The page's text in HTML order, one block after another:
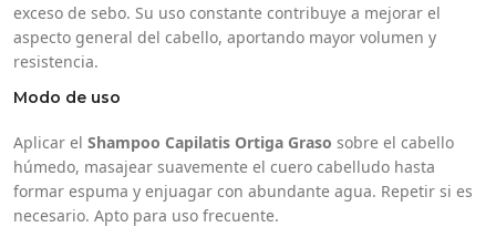
exceso de sebo. Su uso constante contribuye a mejorar el
aspecto general del cabello, aportando mayor volumen y
resistencia.
Modo de uso
Aplicar el Shampoo Capilatis Ortiga Graso sobre el cabello
húmedo, masajear suavemente el cuero cabelludo hasta
formar espuma y enjuagar con abundante agua. Repetir si es
necesario. Apto para uso frecuente.